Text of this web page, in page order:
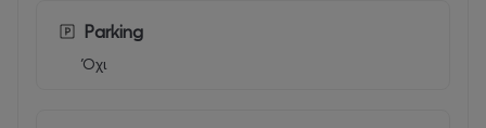
Parking
Όχι